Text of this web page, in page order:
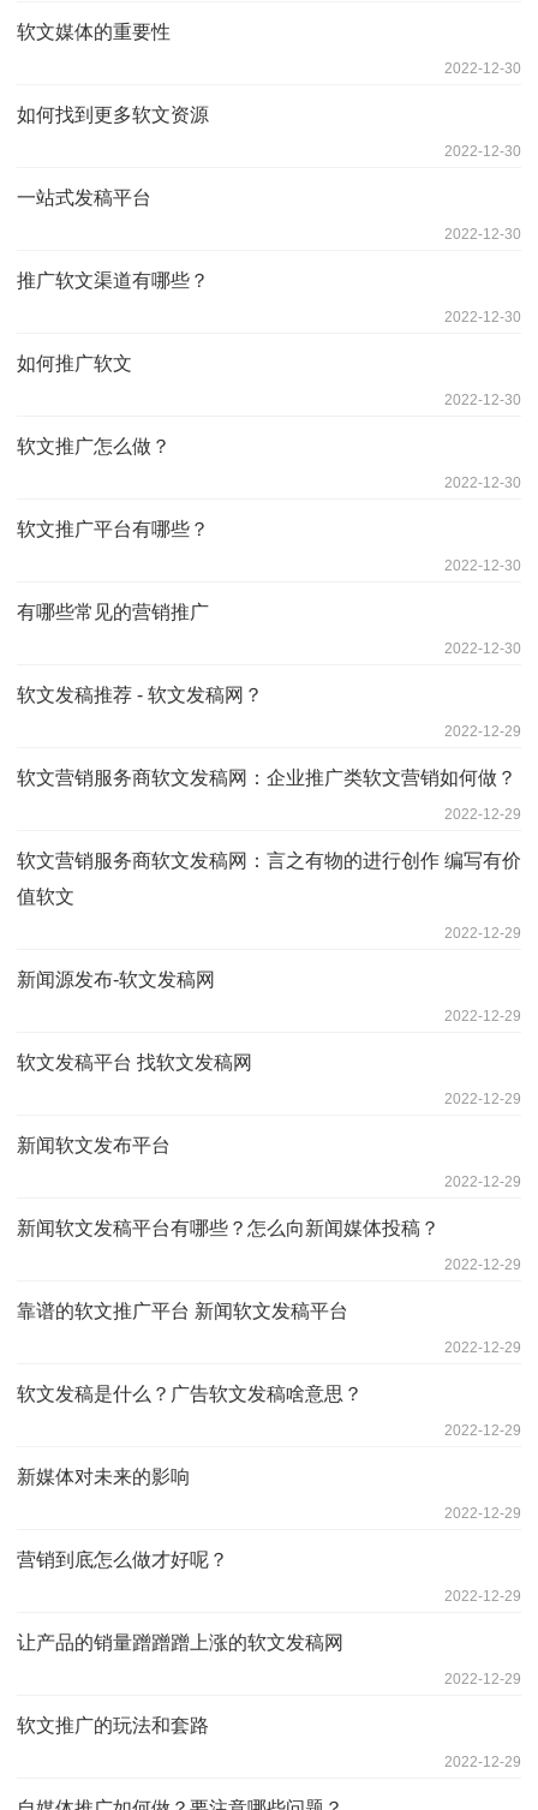
软文媒体的重要性
2022-12-30
如何找到更多软文资源
2022-12-30
一站式发稿平台
2022-12-30
推广软文渠道有哪些？
2022-12-30
如何推广软文
2022-12-30
软文推广怎么做？
2022-12-30
软文推广平台有哪些？
2022-12-30
有哪些常见的营销推广
2022-12-30
软文发稿推荐 - 软文发稿网？
2022-12-29
软文营销服务商软文发稿网：企业推广类软文营销如何做？
2022-12-29
软文营销服务商软文发稿网：言之有物的进行创作 编写有价
值软文
2022-12-29
新闻源发布-软文发稿网
2022-12-29
软文发稿平台 找软文发稿网
2022-12-29
新闻软文发布平台
2022-12-29
新闻软文发稿平台有哪些？怎么向新闻媒体投稿？
2022-12-29
靠谱的软文推广平台 新闻软文发稿平台
2022-12-29
软文发稿是什么？广告软文发稿啥意思？
2022-12-29
新媒体对未来的影响
2022-12-29
营销到底怎么做才好呢？
2022-12-29
让产品的销量蹭蹭蹭上涨的软文发稿网
2022-12-29
软文推广的玩法和套路
2022-12-29